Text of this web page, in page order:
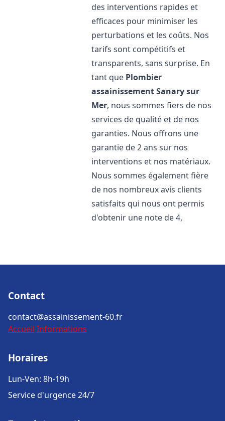
des interventions rapides et
efficaces pour minimiser les
perturbations et les coûts. Nos
tarifs sont compétitifs et
transparents, sans surprise. En
tant que Plombier
assainissementSanary sur
Mer, nous sommes fiers de nos
services de qualité et de nos
garanties. Nous offrons une
garantie de 2 ans sur nos
interventions et nos matériaux.
Nous sommes également fière
de nos nombreux avis clients
satisfaits qui nous ont permis
d'obtenir une note de 4,
Contact
contact@assainissement-60.fr
Accueil Informations
Horaires
Lun-Ven: 8h-19h
Service d'urgence 24/7